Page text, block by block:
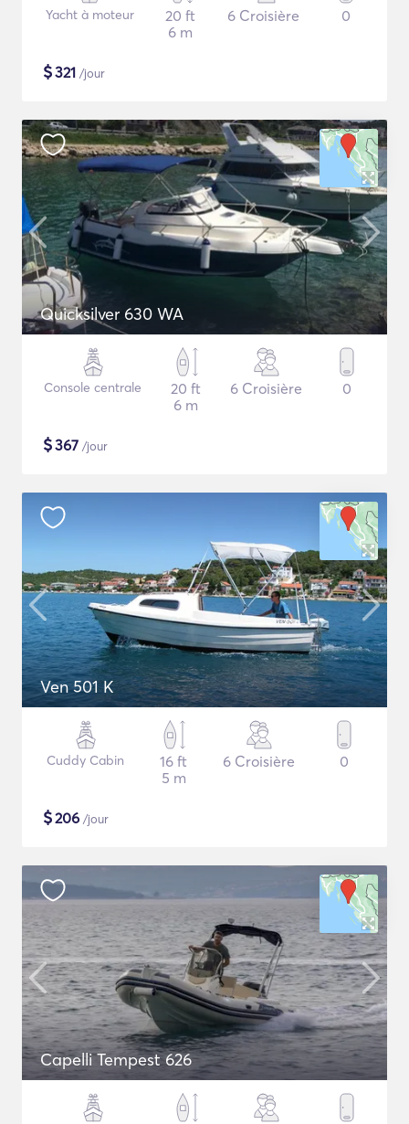
Yacht à moteur
20 ft
6 m
6 Croisière 0
$321 /jour
Quicksilver 630 WA
Console centrale
20 ft
6 m
6 Croisière 0
$367 /jour
Ven 501 K
Cuddy Cabin
16 ft
5 m
6 Croisière 0
$206 /jour
Capelli Tempest 626